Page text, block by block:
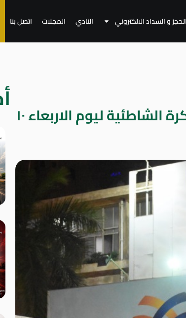
الحجز و السداد الالكتروني النادي المجلات اتصل بنا
نتائج الدورة الرمضانية للكرة الشاطئية ليوم الاربعاء ١٠